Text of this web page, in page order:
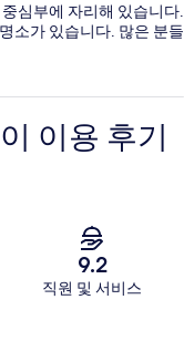
심부에 자리해 있습니다.
소가 있습니다. 많은 분들
이용 후기
9.2
직원 및 서비스